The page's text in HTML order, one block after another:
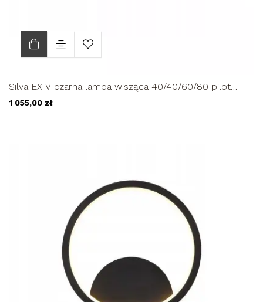
Silva EX V czarna lampa wisząca 40/40/60/80 pilot
okręgi ring...
1 055,00 zł